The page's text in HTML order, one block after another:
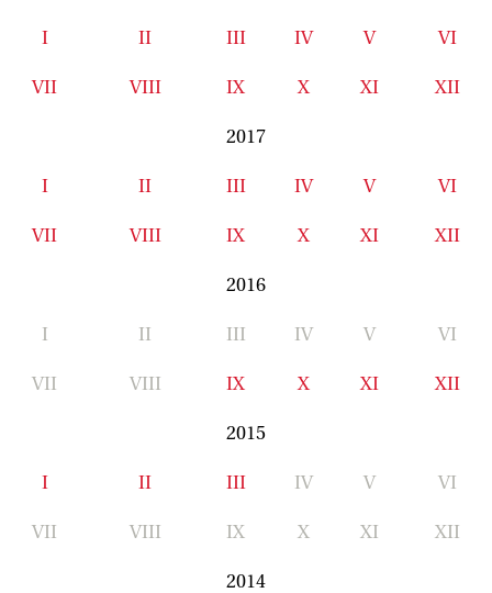
I II III IV V VI
VII VIII IX X XI XII
2017
I II III IV V VI
VII VIII IX X XI XII
2016
I II III IV V VI
VII VIII IX X XI XII
2015
I II III IV V VI
VII VIII IX X XI XII
2014